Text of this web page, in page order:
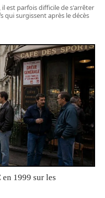
est parfois difficile de s'arrêter
surgissent après le décès
1999 sur les